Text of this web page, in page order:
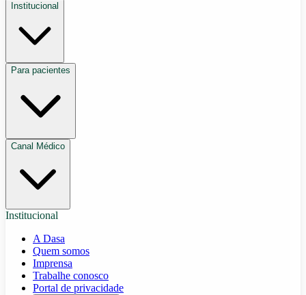
Institucional
Para pacientes
Canal Médico
Institucional
A Dasa
Quem somos
Imprensa
Trabalhe conosco
Portal de privacidade